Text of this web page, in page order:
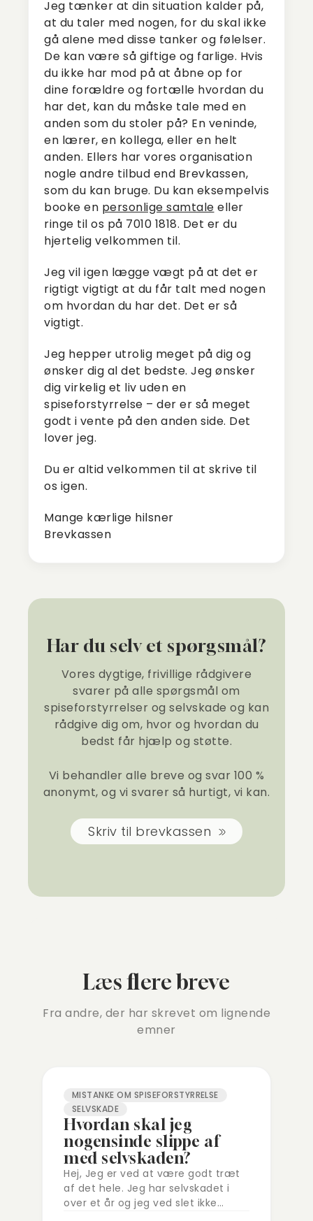
Jeg tænker at din situation kalder på,
at du taler med nogen, for du skal ikke
gå alene med disse tanker og følelser.
De kan være så giftige og farlige. Hvis
du ikke har mod på at åbne op for
dine forældre og fortælle hvordan du
har det, kan du måske tale med en
anden som du stoler på? En veninde,
en lærer, en kollega, eller en helt
anden. Ellers har vores organisation
nogle andre tilbud end Brevkassen,
som du kan bruge. Du kan eksempelvis
booke en personlige samtale eller
ringe til os på 7010 1818. Det er du
hjertelig velkommen til.
Jeg vil igen lægge vægt på at det er
rigtigt vigtigt at du får talt med nogen
om hvordan du har det. Det er så
vigtigt.
Jeg hepper utrolig meget på dig og
ønsker dig al det bedste. Jeg ønsker
dig virkelig et liv uden en
spiseforstyrrelse – der er så meget
godt i vente på den anden side. Det
lover jeg.
Du er altid velkommen til at skrive til
os igen.
Mange kærlige hilsner
Brevkassen
Har du selv et spørgsmål?
Vores dygtige, frivillige rådgivere
svarer på alle spørgsmål om
spiseforstyrrelser og selvskade og kan
rådgive dig om, hvor og hvordan du
bedst får hjælp og støtte.
Vi behandler alle breve og svar 100 %
anonymt, og vi svarer så hurtigt, vi kan.
Skriv til brevkassen
Læs flere breve
Fra andre, der har skrevet om lignende
emner
MISTANKE OM SPISEFORSTYRRELSE
SELVSKADE
Hvordan skal jeg
nogensinde slippe af
med selvskaden?
Hej, Jeg er ved at være godt træt
af det hele. Jeg har selvskadet i
over et år og jeg ved slet ikke